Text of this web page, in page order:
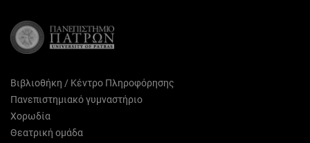
Βιβλιοθήκη / Κέντρο Πληροφόρησης
Πανεπιστημιακό γυμναστήριο
Χορωδία
Θεατρική ομάδα